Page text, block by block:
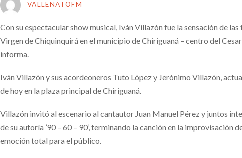
VALLENATOFM
Con su espectacular show musical, Iván Villazón fue la sensación de
Virgen de Chiquinquirá en el municipio de Chiriguaná – centro del
informa.
Iván Villazón y sus acordeoneros Tuto López y Jerónimo Villazón,
de hoy en la plaza principal de Chiriguaná.
Villazón invitó al escenario al cantautor Juan Manuel Pérez y juntos
de su autoría ’90 – 60 – 90’, terminando la canción en la improvisación
emoción total para el público.